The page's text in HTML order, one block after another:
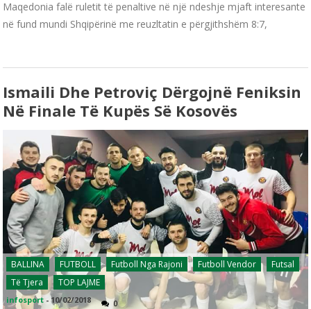
Maqedonia falë ruletit të penaltive në një ndeshje mjaft interesante
në fund mundi Shqipërinë me reuzltatin e përgjithshëm 8:7,
Ismaili Dhe Petroviç Dërgojnë Feniksin
Në Finale Të Kupës Së Kosovës
BALLINA FUTBOLL Futboll Nga Rajoni Futboll Vendor
Futsal
Të Tjera
TOP LAJME
infosport -10/02/2018 0